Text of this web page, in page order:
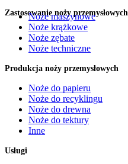
Zastosowanie noży przemysłowych
Noże maszynowe
Noże krążkowe
Noże zębate
Noże techniczne
Produkcja noży przemysłowych
Noże do papieru
Noże do recyklingu
Noże do drewna
Noże do tektury
Inne
Usługi